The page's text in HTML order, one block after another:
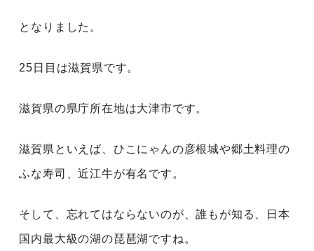
となりました。
25日目は滋賀県です。
滋賀県の県庁所在地は大津市です。
滋賀県といえば、ひこにゃんの彦根城や郷土料理の
ふな寿司、近江牛が有名です。
そして、忘れてはならないのが、誰もが知る、日本
国内最大級の湖の琵琶湖ですね。